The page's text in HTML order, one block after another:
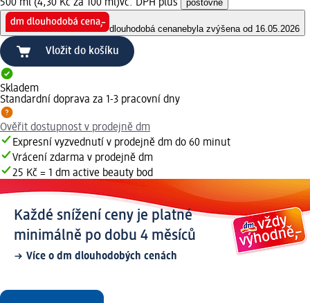
500 ml (4,30 Kč za 100 ml)vč. DPH plus poštovné
dlouhodobá cenanebyla zvýšena od 16.05.2026
Vložit do košíku
Skladem
Standardní doprava za 1-3 pracovní dny
Ověřit dostupnost v prodejně dm
Expresní vyzvednutí v prodejně dm do 60 minut
Vrácení zdarma v prodejně dm
25 Kč = 1 dm active beauty bod
Každé snížení ceny je platné
minimálně po dobu 4 měsíců
Více o dm dlouhodobých cenách